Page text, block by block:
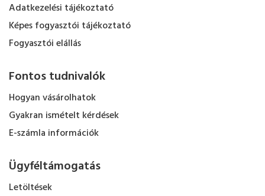
Adatkezelési tájékoztató
Képes fogyasztói tájékoztató
Fogyasztói elállás
Fontos tudnivalók
Hogyan vásárolhatok
Gyakran ismételt kérdések
E-számla információk
Ügyféltámogatás
Letöltések